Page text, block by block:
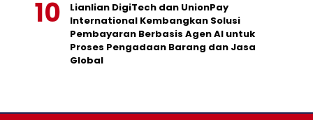
Lianlian DigiTech dan UnionPay
International Kembangkan Solusi
Pembayaran Berbasis Agen AI untuk
Proses Pengadaan Barang dan Jasa
Global